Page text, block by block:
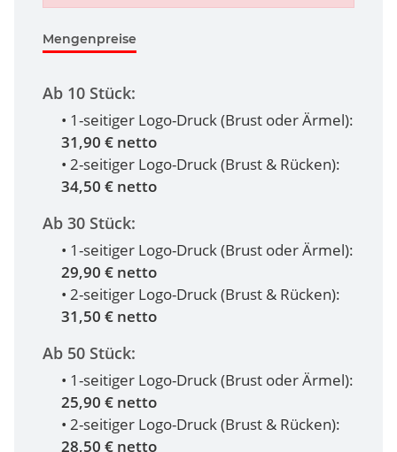
Mengenpreise
Ab 10 Stück:
• 1-seitiger Logo-Druck (Brust oder Ärmel):
31,90 € netto
• 2-seitiger Logo-Druck (Brust & Rücken):
34,50 € netto
Ab 30 Stück:
• 1-seitiger Logo-Druck (Brust oder Ärmel):
29,90 € netto
• 2-seitiger Logo-Druck (Brust & Rücken):
31,50 € netto
Ab 50 Stück:
• 1-seitiger Logo-Druck (Brust oder Ärmel):
25,90 € netto
• 2-seitiger Logo-Druck (Brust & Rücken):
28,50 € netto